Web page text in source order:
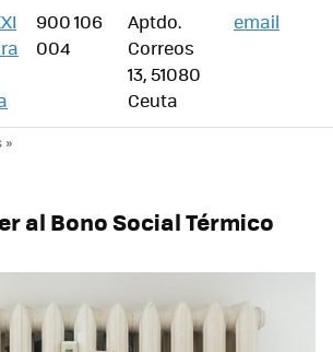
900 106
004
Aptdo.
Correos
13, 51080
Ceuta
email
al Bono Social Térmico